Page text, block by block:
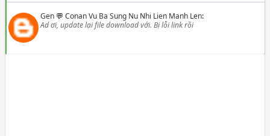
Gen💬 Conan Vu Ba Sung Nu Nhi Lien Manh Len:
Ad ơi, update lại file download với. Bị lỗi link rồi